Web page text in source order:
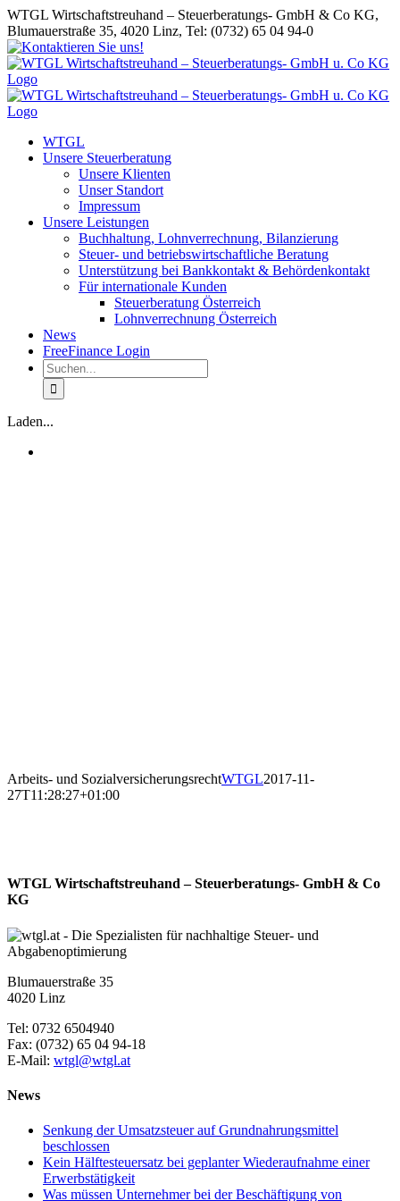
Skip
to
content
WTGL Wirtschaftstreuhand – Steuerberatungs- GmbH & Co KG,
Blumauerstraße 35, 4020 Linz, Tel: (0732) 65 04 94-0
Kontaktieren
Sie
uns!
WTGL
Unsere Steuerberatung
Unsere Klienten
Unser Standort
Impressum
Unsere Leistungen
Buchhaltung, Lohnverrechnung, Bilanzierung
Steuer- und betriebswirtschaftliche Beratung
Unterstützung bei Bankkontakt & Behördenkontakt
Für internationale Kunden
Steuerberatung Österreich
Lohnverrechnung Österreich
News
FreeFinance Login
Suche
nach:
Laden...
Arbeits- und SozialversicherungsrechtWTGL2017-11-
27T11:28:27+01:00
WTGL Wirtschaftstreuhand – Steuerberatungs- GmbH & Co
KG
Blumauerstraße 35
4020 Linz
Tel: 0732 6504940
Fax: (0732) 65 04 94-18
E-Mail: wtgl@wtgl.at
News
Senkung der Umsatzsteuer auf Grundnahrungsmittel
beschlossen
Kein Hälftesteuersatz bei geplanter Wiederaufnahme einer
Erwerbstätigkeit
Was müssen Unternehmer bei der Beschäftigung von